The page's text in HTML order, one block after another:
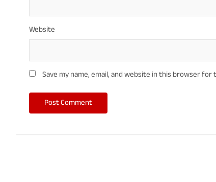
Website
Save my name, email, and website in this browser